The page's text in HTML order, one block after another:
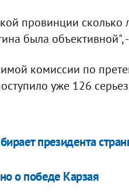
провинции сколько
была объективной",
комиссии по
уже 126
президента
о победе Карзая